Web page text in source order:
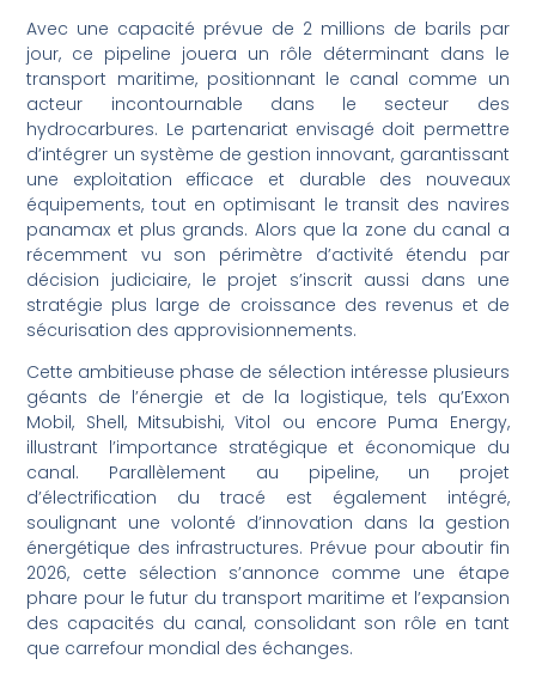
Avec une capacité prévue de 2 millions de barils par
jour, ce pipeline jouera un rôle déterminant dans le
transport maritime, positionnant le canal comme un
acteur incontournable dans le secteur des
hydrocarbures. Le partenariat envisagé doit permettre
d’intégrer un système de gestion innovant, garantissant
une exploitation efficace et durable des nouveaux
équipements, tout en optimisant le transit des navires
panamax et plus grands. Alors que la zone du canal a
récemment vu son périmètre d’activité étendu par
décision judiciaire, le projet s’inscrit aussi dans une
stratégie plus large de croissance des revenus et de
sécurisation des approvisionnements.
Cette ambitieuse phase de sélection intéresse plusieurs
géants de l’énergie et de la logistique, tels qu’Exxon
Mobil, Shell, Mitsubishi, Vitol ou encore Puma Energy,
illustrant l’importance stratégique et économique du
canal. Parallèlement au pipeline, un projet
d’électrification du tracé est également intégré,
soulignant une volonté d’innovation dans la gestion
énergétique des infrastructures. Prévue pour aboutir fin
2026, cette sélection s’annonce comme une étape
phare pour le futur du transport maritime et l’expansion
des capacités du canal, consolidant son rôle en tant
que carrefour mondial des échanges.